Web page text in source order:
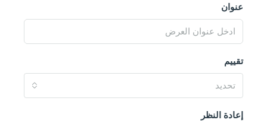
عنوان
تقييم
تحديد
إعادة النظر